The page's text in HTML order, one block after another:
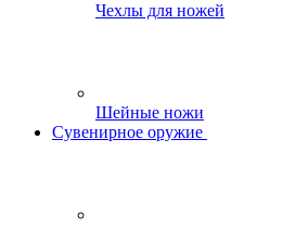
Чехлы для ножей
Шейные ножи
Сувенирное оружие